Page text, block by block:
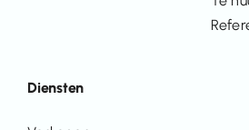
Diensten